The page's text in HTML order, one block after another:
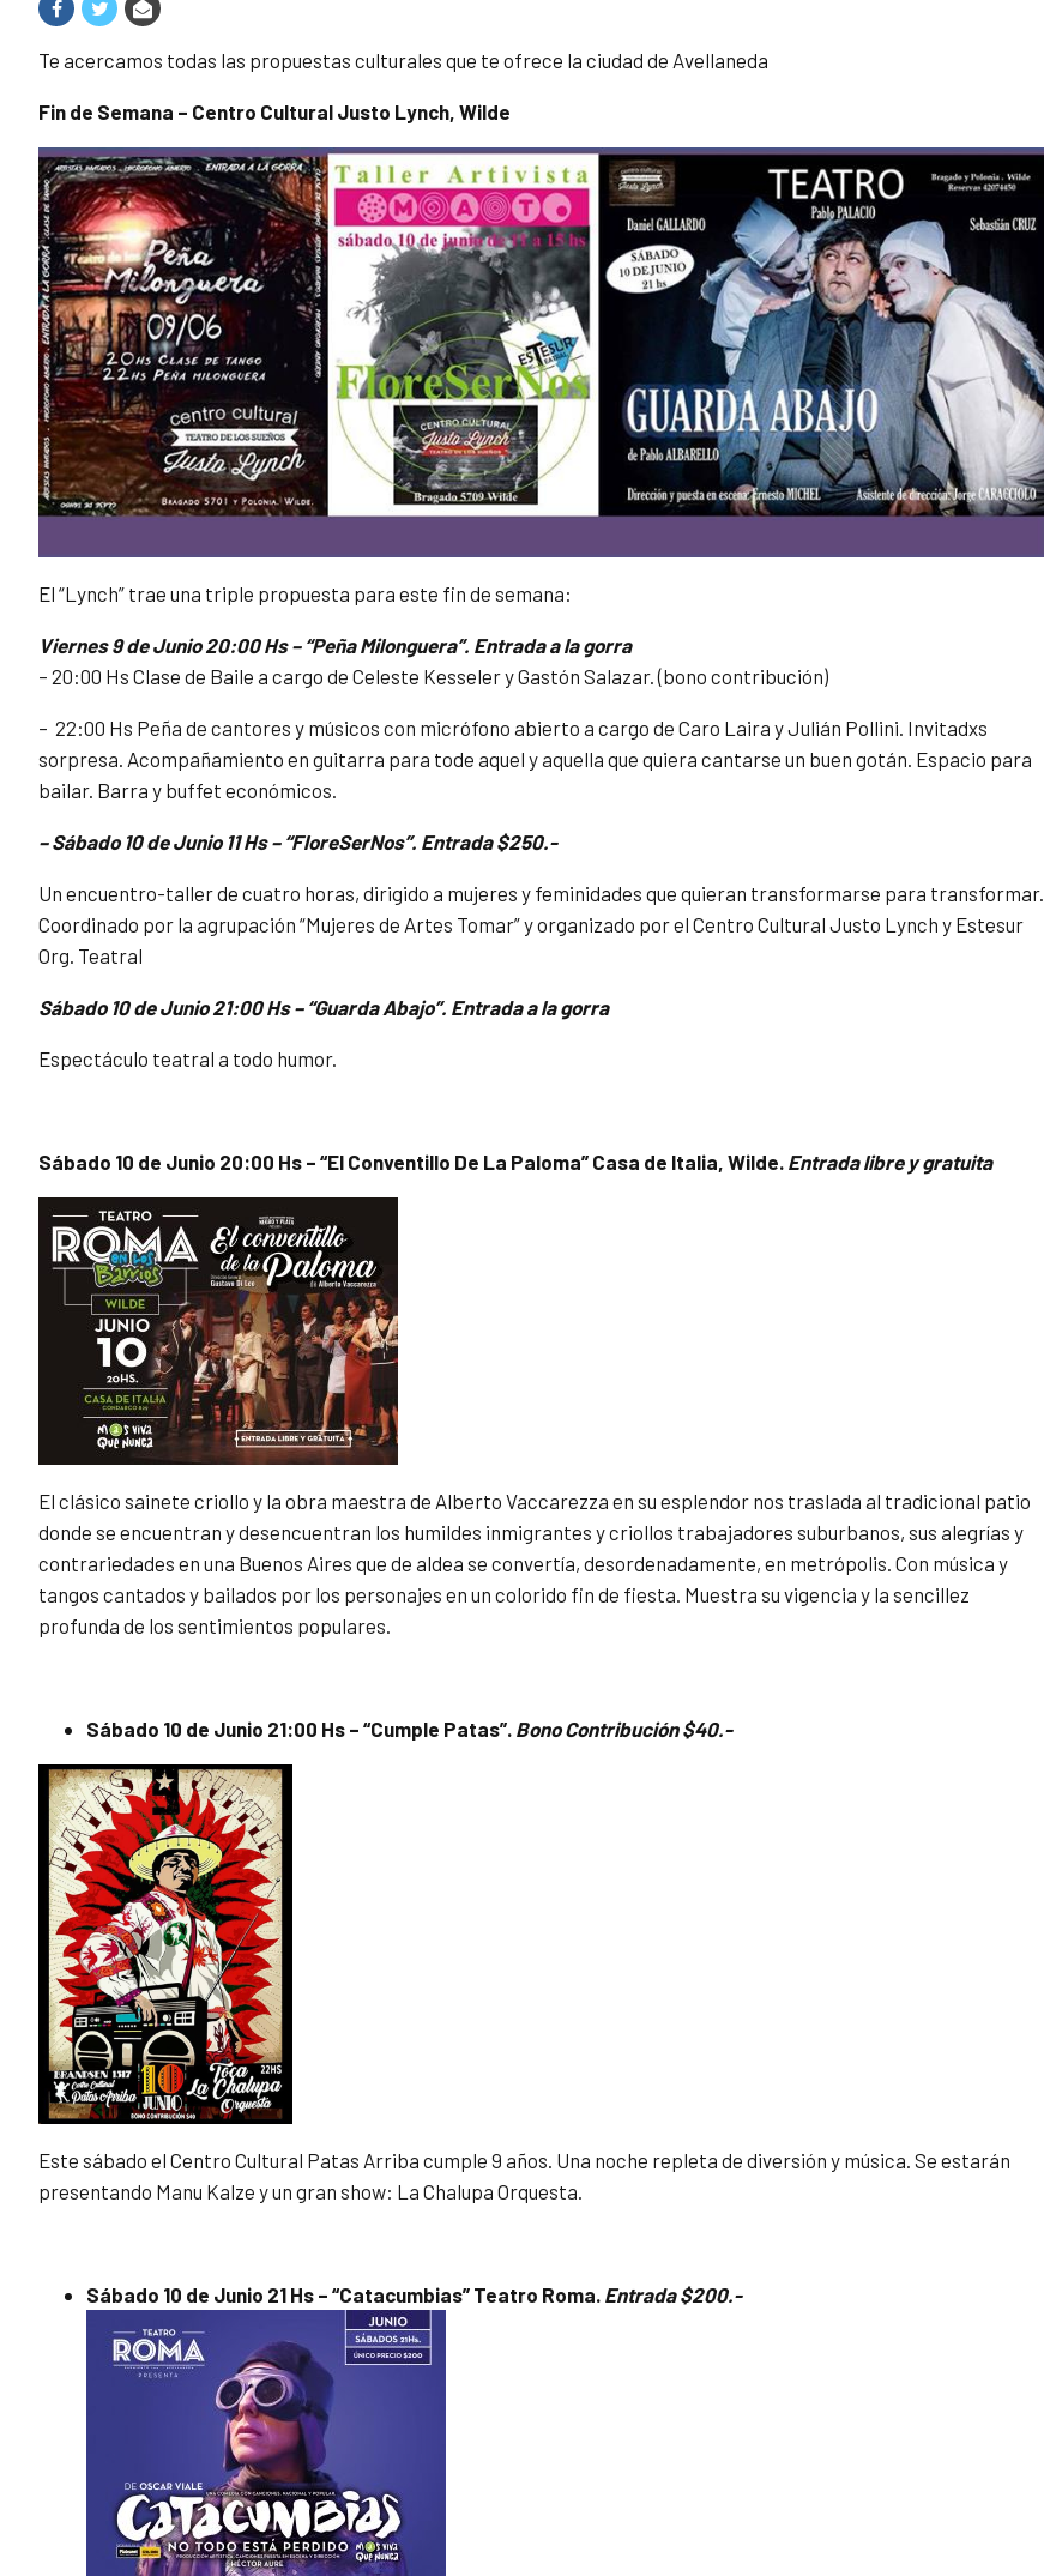
Te acercamos todas las propuestas culturales que te ofrece la ciudad de Avellaneda
Fin de Semana – Centro Cultural Justo Lynch, Wilde
El “Lynch” trae una triple propuesta para este fin de semana:
Viernes 9 de Junio 20:00 Hs – “Peña Milonguera”. Entrada a la gorra
– 20:00 Hs Clase de Baile a cargo de Celeste Kesseler y Gastón Salazar. (bono contribución)
– 22:00 Hs Peña de cantores y músicos con micrófono abierto a cargo de Caro Laira y Julián Pollini. Invitadxs
sorpresa. Acompañamiento en guitarra para tode aquel y aquella que quiera cantarse un buen gotán. Espacio para
bailar. Barra y buffet económicos.
– Sábado 10 de Junio 11 Hs – “FloreSerNos”. Entrada $250.-
Un encuentro-taller de cuatro horas, dirigido a mujeres y feminidades que quieran transformarse para transformar.
Coordinado por la agrupación “Mujeres de Artes Tomar” y organizado por el Centro Cultural Justo Lynch y Estesur
Org. Teatral
Sábado 10 de Junio 21:00 Hs – “Guarda Abajo”. Entrada a la gorra
Espectáculo teatral a todo humor.
Sábado 10 de Junio 20:00 Hs – “El Conventillo De La Paloma” Casa de Italia, Wilde. Entrada libre y gratuita
El clásico sainete criollo y la obra maestra de Alberto Vaccarezza en su esplendor nos traslada al tradicional patio
donde se encuentran y desencuentran los humildes inmigrantes y criollos trabajadores suburbanos, sus alegrías y
contrariedades en una Buenos Aires que de aldea se convertía, desordenadamente, en metrópolis. Con música y
tangos cantados y bailados por los personajes en un colorido fin de fiesta. Muestra su vigencia y la sencillez
profunda de los sentimientos populares.
Sábado 10 de Junio 21:00 Hs – “Cumple Patas”. Bono Contribución $40.-
Este sábado el Centro Cultural Patas Arriba cumple 9 años. Una noche repleta de diversión y música. Se estarán
presentando Manu Kalze y un gran show: La Chalupa Orquesta.
Sábado 10 de Junio 21 Hs – “Catacumbias” Teatro Roma. Entrada $200.-